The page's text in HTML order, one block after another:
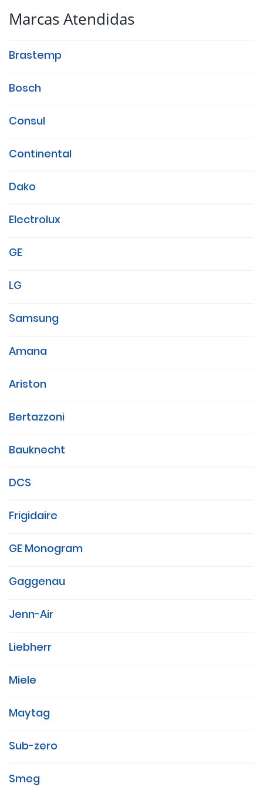
Marcas Atendidas
Brastemp
Bosch
Consul
Continental
Dako
Electrolux
GE
LG
Samsung
Amana
Ariston
Bertazzoni
Bauknecht
DCS
Frigidaire
GE Monogram
Gaggenau
Jenn-Air
Liebherr
Miele
Maytag
Sub-zero
Smeg